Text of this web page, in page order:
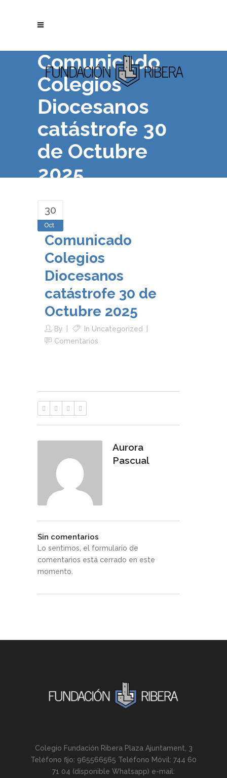
Comunicado
Colegios
Diocesanos
catástrofe 30
de Octubre
2025
30
Oct
Comunicado
Colegios
Diocesanos
catástrofe 30 de
Octubre 2025
By In Uncategorized
Comentarios
Aurora
Pascual
Sin comentarios
Lo sentimos, el formulario de
comentarios está cerrado en este
momento.
Colegio Fundación Ribera Plaza Ajuntament, 3
Teléfono fijo: 965566565 Teléfono Móvil: 744 60
71 04 (disponible Whatsapp) e-mail: